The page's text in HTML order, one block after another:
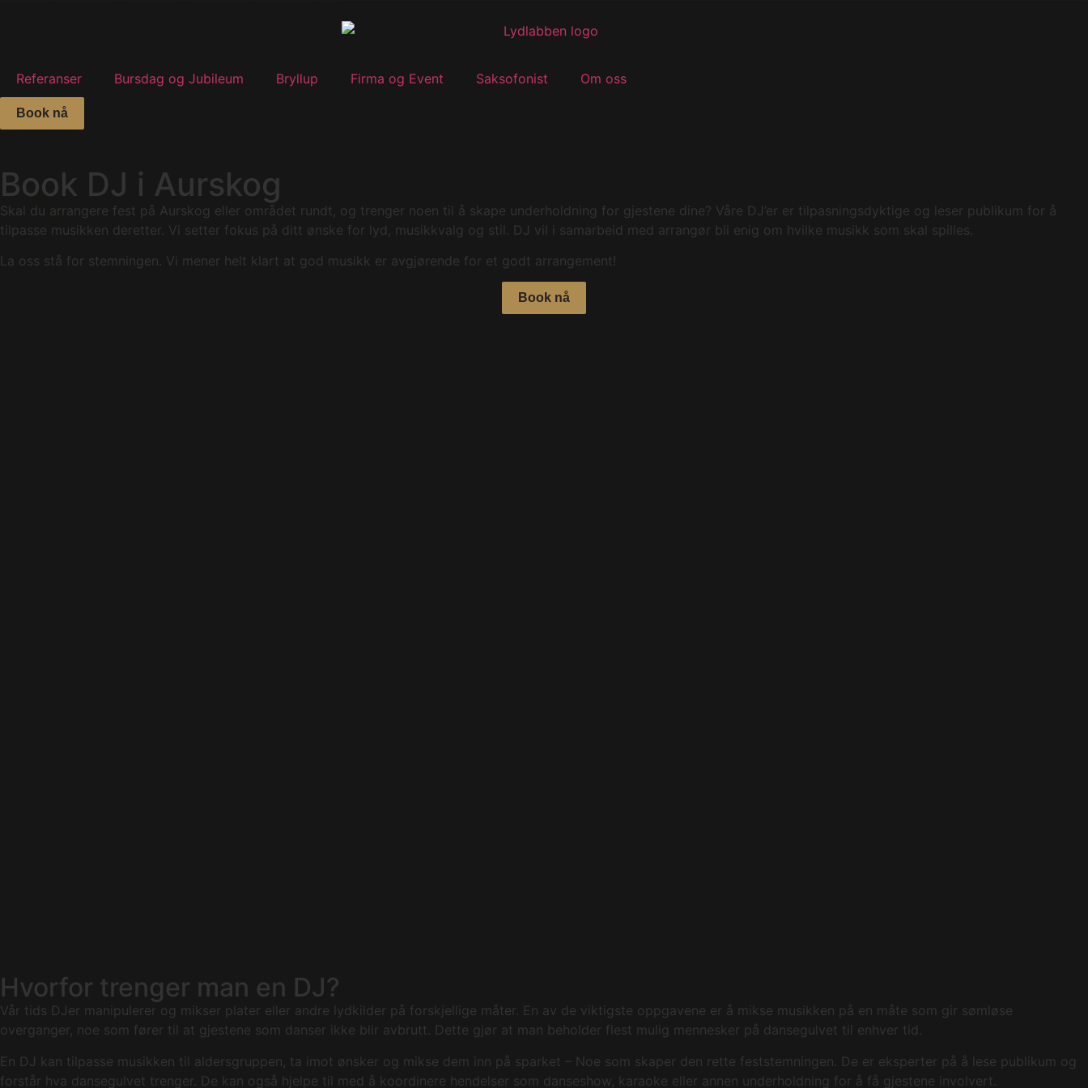
Referanser Bursdag og Jubileum Bryllup Firma og Event Saksofonist Om oss
Book nå
Book DJ i Aurskog
Skal du arrangere fest på Aurskog eller området rundt, og trenger noen til å skape underholdning for gjestene dine? Våre DJ’er er tilpasningsdyktige og leser publikum for å
tilpasse musikken deretter. Vi setter fokus på ditt ønske for lyd, musikkvalg og stil. DJ vil i samarbeid med arrangør bli enig om hvilke musikk som skal spilles.
La oss stå for stemningen. Vi mener helt klart at god musikk er avgjørende for et godt arrangement!
Book nå
Hvorfor trenger man en DJ?
Vår tids DJer manipulerer og mikser plater eller andre lydkilder på forskjellige måter. En av de viktigste oppgavene er å mikse musikken på en måte som gir sømløse
overganger, noe som fører til at gjestene som danser ikke blir avbrutt. Dette gjør at man beholder flest mulig mennesker på dansegulvet til enhver tid.
En DJ kan tilpasse musikken til aldersgruppen, ta imot ønsker og mikse dem inn på sparket – Noe som skaper den rette feststemningen. De er eksperter på å lese publikum og
forstår hva dansegulvet trenger. De kan også hjelpe til med å koordinere hendelser som danseshow, karaoke eller annen underholdning for å få gjestene involvert.